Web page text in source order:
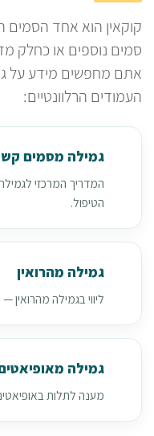
קוקאין הוא אחד הסמים
סמים נוספים או כחלק
אתם מחפשים מידע על
העמודים הרלוונטיים:
גמילה מסמים
המדריך המרכזי
הטיפול.
גמילה מהרואין
ליווי בגמילה מהרואין
גמילה
מענה לתלות